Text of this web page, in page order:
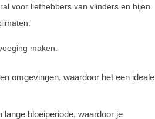
voor liefhebbers van vlinders en bijen.
maken:
omgevingen, waardoor het een ideale
bloeiperiode, waardoor je